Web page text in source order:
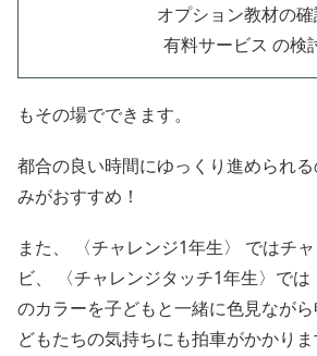
オプション教材の
有料サービス の検
もその場でできます。
都合の良い時間にゆっくり進められ
みがおすすめ！
また、 〈チャレンジ1年生〉 ではチ
ビ、 〈チャレンジタッチ1年生〉で
のカラーを子どもと一緒に色見なが
どもたちの気持ちにも拍車がかかりま